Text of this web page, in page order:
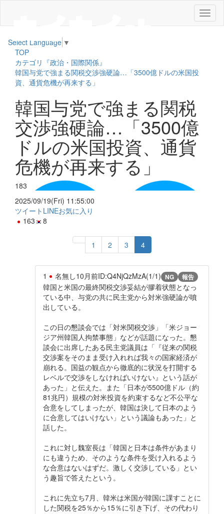
メ
ニ
Select Language ▼
TOP
カテゴリ『政治・国際関係』
韓国与党で強まる関税交渉強硬論…「3500億ドルの米国投
資、通貨危機が再来する」
韓国与党で強まる関税
交渉強硬論…「3500億
ドルの米国投資、通貨
危機が再来する」
183
2025/09/19(Fri) 11:55:00
ツイート LINEお気に入り
163
8
1 2 3 4
1 名無し10月前ID:Q4NjQzMzA(1/1) NG 報告
韓国と米国の最終関税交渉妥結が膠着状態となっ
ている中、与党の共に民主党から対米強硬論が噴
出している。
この日の懇談会では「対米関税交渉」「米ジョー
ジア州韓国人拘禁事態」などが話題になった。懇
談会に出席したある民主党議員は「『従来の関税
交渉案をそのまま受け入れれば我々の国家経済が
崩れる。国益の観点から徹底的に状況を打開する
レベルで交渉をしなければいけない』という話が
あった」と伝えた。また「日本が5500億ドル（約
81兆円）規模の対米投資を約束するなど不公平な
合意をしてしまったが、韓国は決して日本のよう
に合意してはいけない」という議論もあった」と
話した。
これに対し魏室長は「韓国と日本は条件があまり
にも違うため、そのような条件を受け入れるよう
な合意はないはずだ。激しく交渉している」とい
う趣旨で答えたという。
これに先立ち7月、韓米は米国が韓国に課すことに
した関税を25％から15％に引き下げ、その代わり